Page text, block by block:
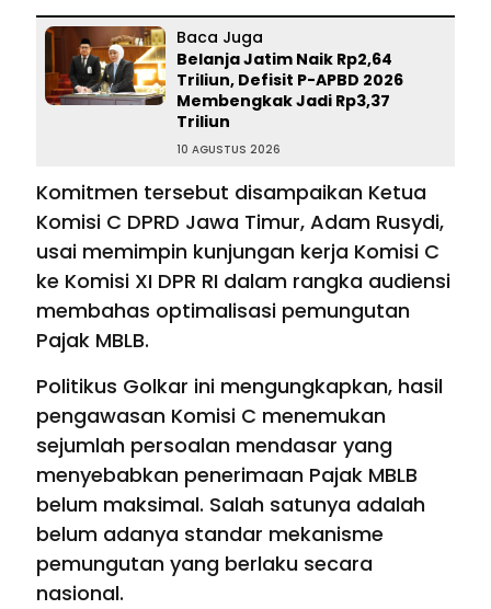
Baca Juga
Belanja Jatim Naik Rp2,64
Triliun, Defisit P-APBD 2026
Membengkak Jadi Rp3,37
Triliun
10 AGUSTUS 2026
Komitmen tersebut disampaikan Ketua
Komisi C DPRD Jawa Timur, Adam Rusydi,
usai memimpin kunjungan kerja Komisi C
ke Komisi XI DPR RI dalam rangka audiensi
membahas optimalisasi pemungutan
Pajak MBLB.
Politikus Golkar ini mengungkapkan, hasil
pengawasan Komisi C menemukan
sejumlah persoalan mendasar yang
menyebabkan penerimaan Pajak MBLB
belum maksimal. Salah satunya adalah
belum adanya standar mekanisme
pemungutan yang berlaku secara
nasional.